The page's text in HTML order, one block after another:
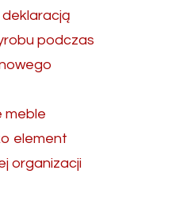
deklaracją
podczas
meble
element
organizacji